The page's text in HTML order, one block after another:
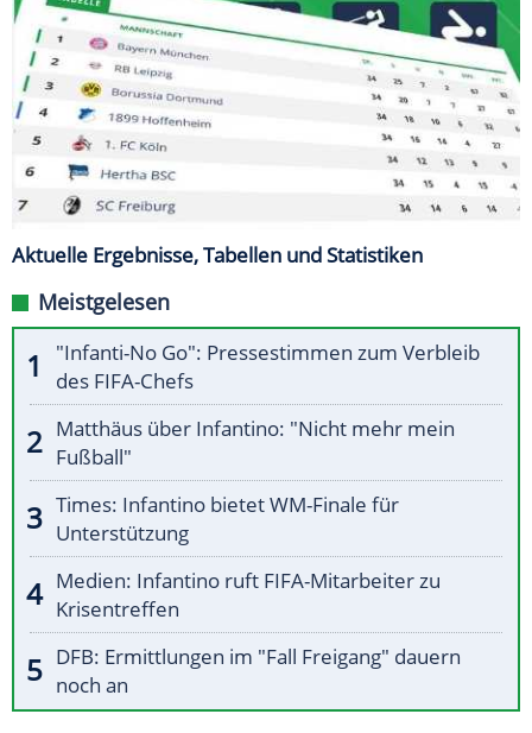
Aktuelle Ergebnisse, Tabellen und Statistiken
Meistgelesen
"Infanti-No Go": Pressestimmen zum Verbleib
des FIFA-Chefs
Matthäus über Infantino: "Nicht mehr mein
Fußball"
Times: Infantino bietet WM-Finale für
Unterstützung
Medien: Infantino ruft FIFA-Mitarbeiter zu
Krisentreffen
DFB: Ermittlungen im "Fall Freigang" dauern
noch an